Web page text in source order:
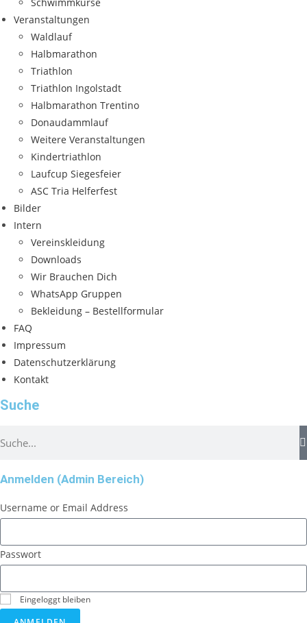
Veranstaltungen
Waldlauf
Halbmarathon
Triathlon
Triathlon Ingolstadt
Halbmarathon Trentino
Donaudammlauf
Weitere Veranstaltungen
Kindertriathlon
Laufcup Siegesfeier
ASC Tria Helferfest
Bilder
Intern
Vereinskleidung
Downloads
Wir Brauchen Dich
WhatsApp Gruppen
Bekleidung – Bestellformular
FAQ
Impressum
Datenschutzerklärung
Kontakt
Suche
Anmelden (Admin Bereich)
Username or Email Address
Passwort
Eingeloggt bleiben